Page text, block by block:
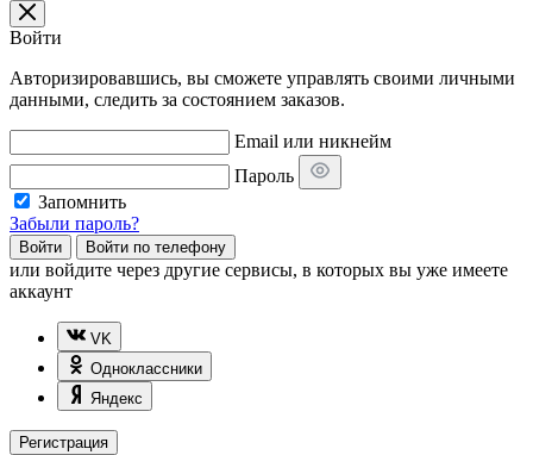
Войти
Авторизировавшись, вы сможете управлять своими личными
данными, следить за состоянием заказов.
Email или никнейм
Пароль
Запомнить
Забыли пароль?
Войти Войти по телефону
или войдите через другие сервисы, в которых вы уже имеете
аккаунт
VK
Одноклассники
Яндекс
Регистрация